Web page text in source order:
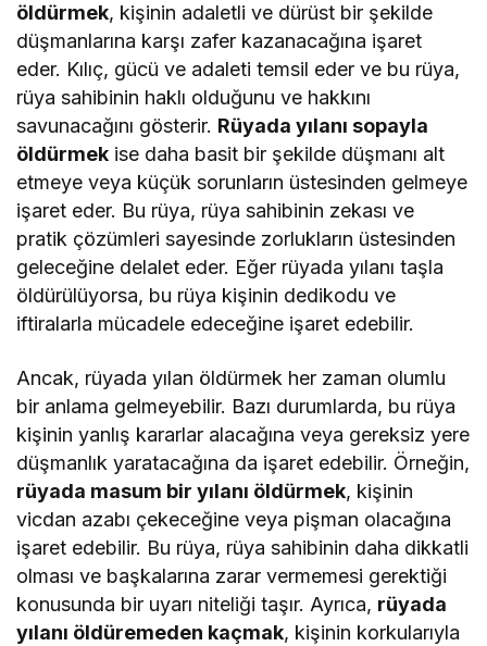
öldürmek, kişinin adaletli ve dürüst bir şekilde
düşmanlarına karşı zafer kazanacağına işaret
eder. Kılıç, gücü ve adaleti temsil eder ve bu rüya,
rüya sahibinin haklı olduğunu ve hakkını
savunacağını gösterir. Rüyada yılanı sopayla
öldürmek ise daha basit bir şekilde düşmanı alt
etmeye veya küçük sorunların üstesinden gelmeye
işaret eder. Bu rüya, rüya sahibinin zekası ve
pratik çözümleri sayesinde zorlukların üstesinden
geleceğine delalet eder. Eğer rüyada yılanı taşla
öldürülüyorsa, bu rüya kişinin dedikodu ve
iftiralarla mücadele edeceğine işaret edebilir.
Ancak, rüyada yılan öldürmek her zaman olumlu
bir anlama gelmeyebilir. Bazı durumlarda, bu rüya
kişinin yanlış kararlar alacağına veya gereksiz yere
düşmanlık yaratacağına da işaret edebilir. Örneğin,
rüyada masum bir yılanı öldürmek, kişinin
vicdan azabı çekeceğine veya pişman olacağına
işaret edebilir. Bu rüya, rüya sahibinin daha dikkatli
olması ve başkalarına zarar vermemesi gerektiği
konusunda bir uyarı niteliği taşır. Ayrıca, rüyada
yılanı öldüremeden kaçmak, kişinin korkularıyla